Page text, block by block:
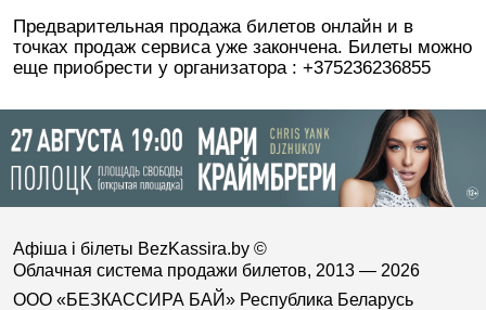
Предварительная продажа билетов онлайн и в
точках продаж сервиса уже закончена. Билеты можно
еще приобрести у организатора : +375236236855
Афіша і білеты BezKassira.by ©
Облачная система продажи билетов, 2013 — 2026
ООО «БЕЗКАССИРА БАЙ» Республика Беларусь